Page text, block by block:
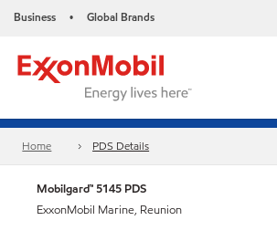
Business • Global Brands
Home PDS Details
Mobilgard™ 5145 PDS
ExxonMobil Marine, Reunion